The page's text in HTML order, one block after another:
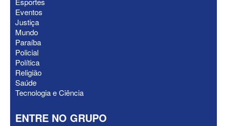
Eventos
Justiça
Mundo
Paraíba
Policial
Política
Religião
Saúde
Tecnologia e Ciência
ENTRE NO GRUPO